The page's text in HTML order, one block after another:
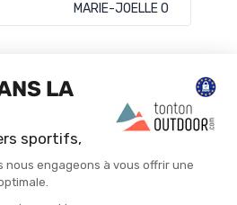
MARIE-JOELLE O